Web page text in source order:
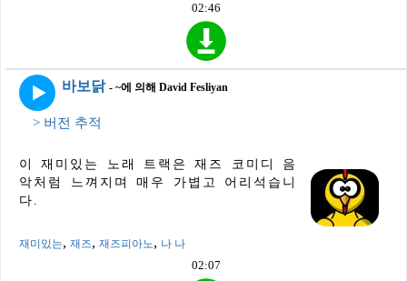
02:46
바보닭 - ~에 의해 David Fesliyan
> 버전 추적
이 재미있는 노래 트랙은 재즈 코미디 음
악처럼 느껴지며 매우 가볍고 어리석습니
다.
재미있는, 재즈, 재즈피아노, 나 나
02:07